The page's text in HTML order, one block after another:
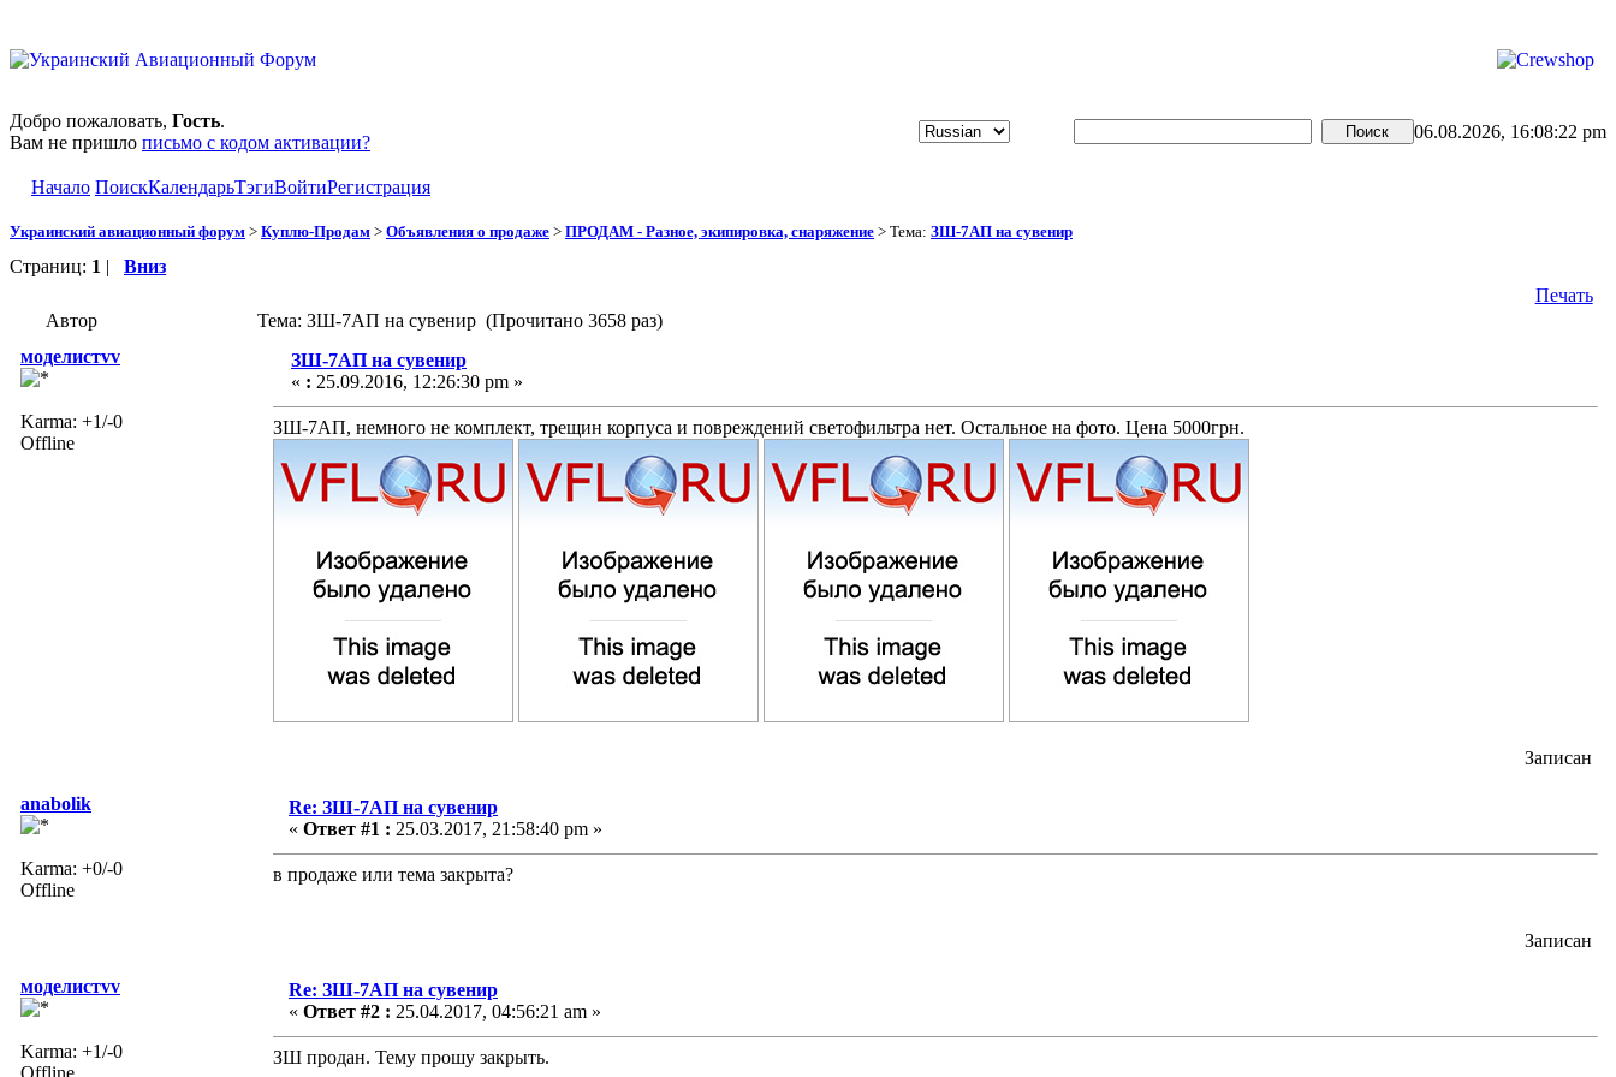
Добро пожаловать, Гость.
Вам не пришло письмо с кодом активации?
06.08.2026, 16:08:22 pm
Начало ПоискКалендарьТэгиВойтиРегистрация
Украинский авиационный форум > Куплю-Продам > Объявления о продаже > ПРОДАМ - Разное, экипировка, снаряжение > Тема: ЗШ-7АП на сувенир
Страниц: 1 | Вниз
Печать
Автор
Тема: ЗШ-7АП на сувенир (Прочитано 3658 раз)
моделистvv
Karma: +1/-0
Offline
ЗШ-7АП на сувенир
« : 25.09.2016, 12:26:30 pm »
ЗШ-7АП, немного не комплект, трещин корпуса и повреждений светофильтра нет. Остальное на фото. Цена 5000грн.
Записан
anabolik
Karma: +0/-0
Offline
Re: ЗШ-7АП на сувенир
« Ответ #1 : 25.03.2017, 21:58:40 pm »
в продаже или тема закрыта?
Записан
моделистvv
Karma: +1/-0
Offline
Re: ЗШ-7АП на сувенир
« Ответ #2 : 25.04.2017, 04:56:21 am »
ЗШ продан. Тему прошу закрыть.